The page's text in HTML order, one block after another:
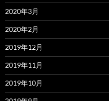
2020年3月
2020年2月
2019年12月
2019年11月
2019年10月